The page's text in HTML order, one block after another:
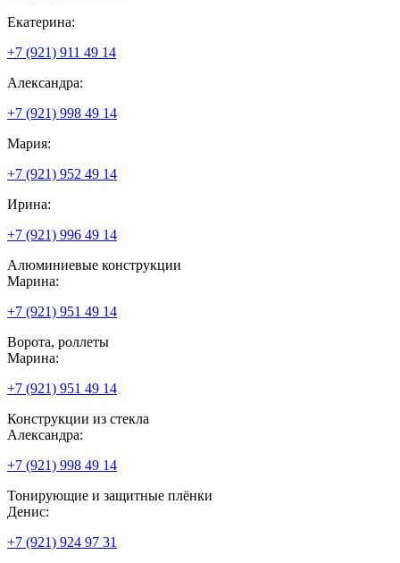
Екатерина:
+7 (921) 911 49 14
Александра:
+7 (921) 998 49 14
Мария:
+7 (921) 952 49 14
Ирина:
+7 (921) 996 49 14
Алюминиевые конструкции
Марина:
+7 (921) 951 49 14
Ворота, роллеты
Марина:
+7 (921) 951 49 14
Конструкции из стекла
Александра:
+7 (921) 998 49 14
Тонирующие и защитные плёнки
Денис:
+7 (921) 924 97 31